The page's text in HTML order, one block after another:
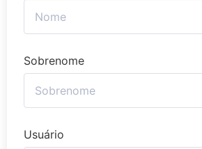
Sobrenome
Usuário